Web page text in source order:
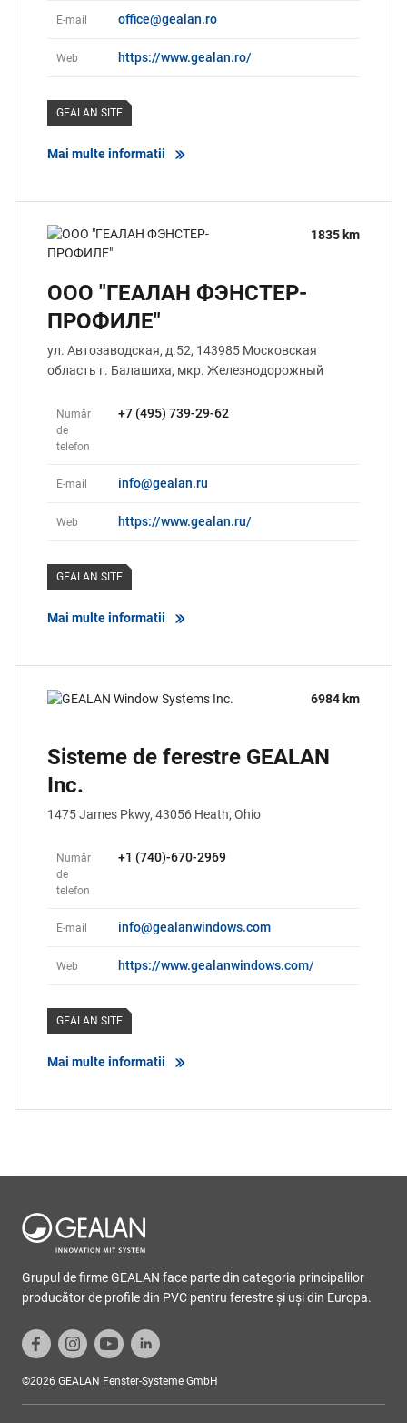
E-mail office@gealan.ro
Web https://www.gealan.ro/
GEALAN SITE
Mai multe informatii
1835 km
ООО "ГЕАЛАН ФЭНСТЕР-
ПРОФИЛЕ"
ул. Автозаводская, д.52, 143985 Московская
область г. Балашиха, мкр. Железнодорожный
Număr
de
telefon
+7 (495) 739-29-62
E-mail info@gealan.ru
Web https://www.gealan.ru/
GEALAN SITE
Mai multe informatii
6984 km
Sisteme de ferestre GEALAN
Inc.
1475 James Pkwy, 43056 Heath, Ohio
Număr
de
telefon
+1 (740)-670-2969
E-mail info@gealanwindows.com
Web https://www.gealanwindows.com/
GEALAN SITE
Mai multe informatii
Grupul de firme GEALAN face parte din categoria principalilor
producător de profile din PVC pentru ferestre şi uşi din Europa.
©2026 GEALAN Fenster-Systeme GmbH